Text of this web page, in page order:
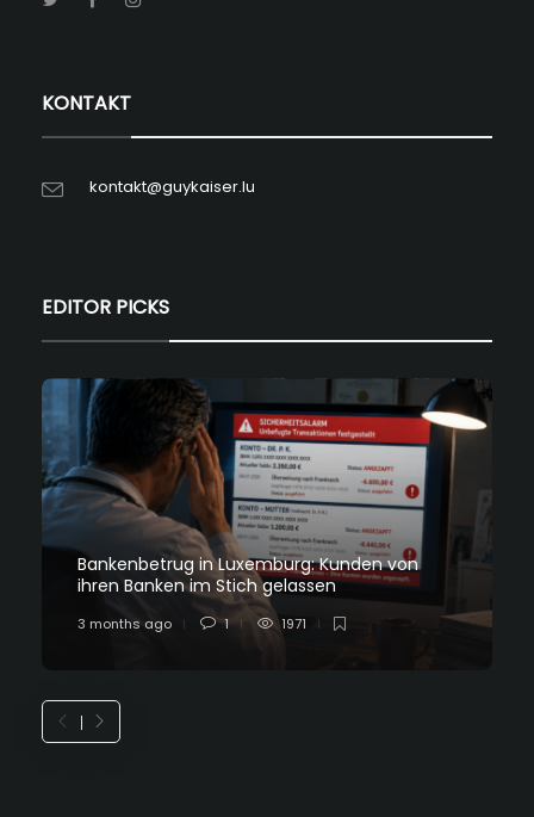
KONTAKT
kontakt@guykaiser.lu
EDITOR PICKS
Bankenbetrug in Luxemburg: Kunden von
ihren Banken im Stich gelassen
3 months ago 1 1971